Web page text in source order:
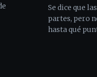
Se dice que
partes, pero
hasta qué